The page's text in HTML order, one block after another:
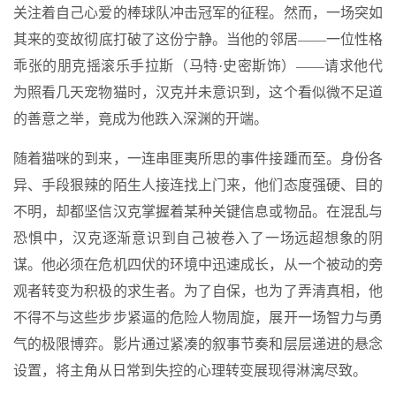
关注着自己心爱的棒球队冲击冠军的征程。然而，一场突如
其来的变故彻底打破了这份宁静。当他的邻居——一位性格
乖张的朋克摇滚乐手拉斯（马特·史密斯饰）——请求他代
为照看几天宠物猫时，汉克并未意识到，这个看似微不足道
的善意之举，竟成为他跌入深渊的开端。
随着猫咪的到来，一连串匪夷所思的事件接踵而至。身份各
异、手段狠辣的陌生人接连找上门来，他们态度强硬、目的
不明，却都坚信汉克掌握着某种关键信息或物品。在混乱与
恐惧中，汉克逐渐意识到自己被卷入了一场远超想象的阴
谋。他必须在危机四伏的环境中迅速成长，从一个被动的旁
观者转变为积极的求生者。为了自保，也为了弄清真相，他
不得不与这些步步紧逼的危险人物周旋，展开一场智力与勇
气的极限博弈。影片通过紧凑的叙事节奏和层层递进的悬念
设置，将主角从日常到失控的心理转变展现得淋漓尽致。